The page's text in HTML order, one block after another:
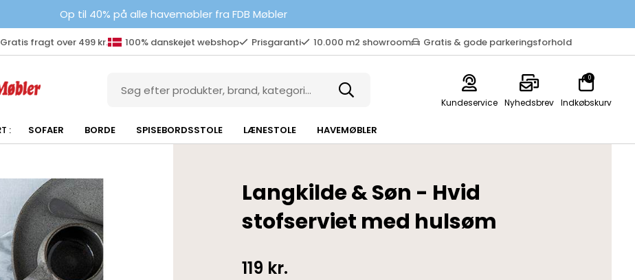
Op til 40% på alle havemøbler fra FDB Møbler
Gratis fragt over 499 kr. 100% danskejet webshop Prisgaranti 10.000 m2 showroom Gratis & gode parkeringsforhold
Kundeservice Nyhedsbrev Indkøbskurv
0
SOFAER BORDE SPISEBORDSSTOLE LÆNESTOLE HAVEMØBLER
Langkilde & Søn - Hvid
stofserviet med hulsøm
119 kr.